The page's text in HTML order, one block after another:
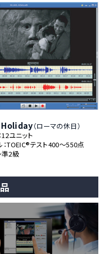
Holiday（ローマの休日）
ユニット
TOEIC®テスト400～550点
2級